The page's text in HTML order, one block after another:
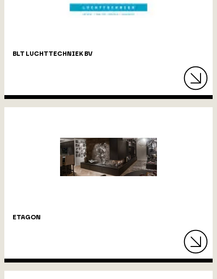
BLT LUCHTTECHNIEK BV
ETAGON